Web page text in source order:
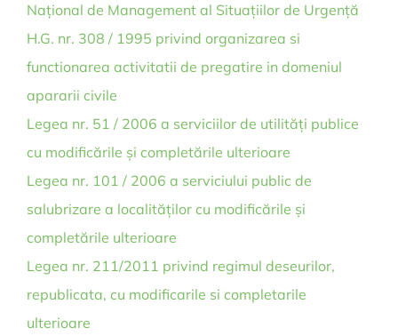
Național de Management al Situațiilor de Urgență
H.G. nr. 308 / 1995 privind organizarea si
functionarea activitatii de pregatire in domeniul
apararii civile
Legea nr. 51 / 2006 a serviciilor de utilități publice
cu modificările și completările ulterioare
Legea nr. 101 / 2006 a serviciului public de
salubrizare a localităților cu modificările și
completările ulterioare
Legea nr. 211/2011 privind regimul deseurilor,
republicata, cu modificarile si completarile
ulterioare